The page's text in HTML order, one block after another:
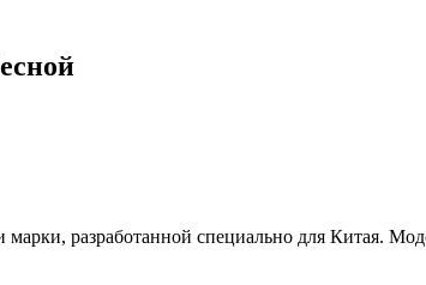
разработанной специально для Китая.